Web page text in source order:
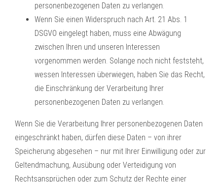
personenbezogenen Daten zu verlangen.
Wenn Sie einen Widerspruch nach Art. 21 Abs. 1
DSGVO eingelegt haben, muss eine Abwägung
zwischen Ihren und unseren Interessen
vorgenommen werden. Solange noch nicht feststeht,
wessen Interessen überwiegen, haben Sie das Recht,
die Einschränkung der Verarbeitung Ihrer
personenbezogenen Daten zu verlangen.
Wenn Sie die Verarbeitung Ihrer personenbezogenen Daten
eingeschränkt haben, dürfen diese Daten – von ihrer
Speicherung abgesehen – nur mit Ihrer Einwilligung oder zur
Geltendmachung, Ausübung oder Verteidigung von
Rechtsansprüchen oder zum Schutz der Rechte einer